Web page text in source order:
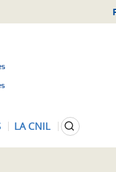
LA CNIL